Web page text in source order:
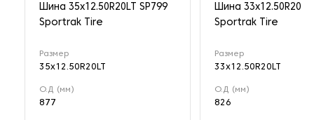
Шина 35x12.50R20LT SP799
Sportrak Tire
Размер
35x12.50R20LT
О.Д (мм)
877
Шина 33x12.50R20LT
Sportrak Tire
Размер
33x12.50R20LT
О.Д (мм)
826